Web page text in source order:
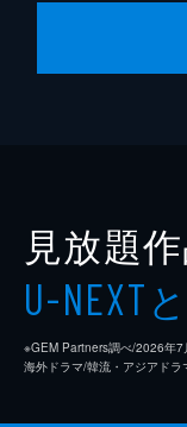
見放題
U-NEXT
※GEM Partners調べ/2026年7
海外ドラマ/韓流・アジアドラ